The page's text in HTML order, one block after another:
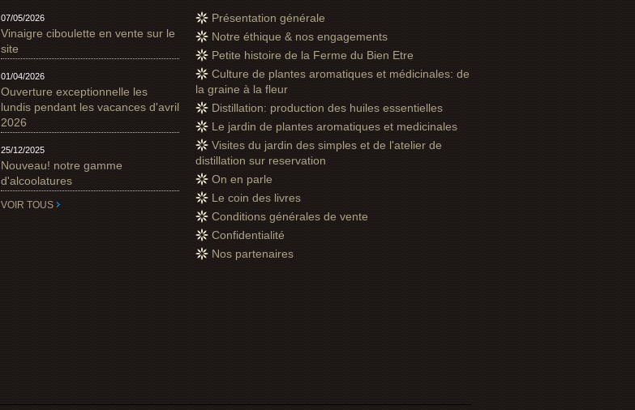
07/05/2026
Vinaigre ciboulette en vente sur le
site
01/04/2026
Ouverture exceptionnelle les
lundis pendant les vacances d'avril
2026
25/12/2025
Nouveau! notre gamme
d'alcoolatures
VOIR TOUS
Présentation générale
Notre éthique & nos engagements
Petite histoire de la Ferme du Bien Etre
Culture de plantes aromatiques et médicinales: de
la graine à la fleur
Distillation: production des huiles essentielles
Le jardin de plantes aromatiques et medicinales
Visites du jardin des simples et de l'atelier de
distillation sur reservation
On en parle
Le coin des livres
Conditions générales de vente
Confidentialité
Nos partenaires